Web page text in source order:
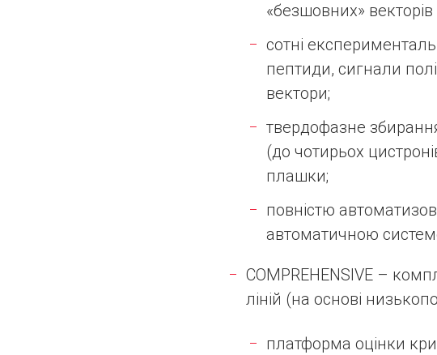
«безшовних» векторів
сотні
пептиди, сигнали
вектори;
твердофазне
(до чотирьох
плашки;
повністю
автоматичною
COMPREHENSIVE –
ліній (на основі
платформа оцінки